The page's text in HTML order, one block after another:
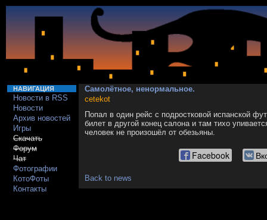
НАВИГАЦИЯ
Новости в RSS
Новости
Архив новостей
Игры
Скачать
Форум
Чат
Фотографии
КотоФоты
Контакты
Самолётное, ненормальное.
cetekot
Попал в один рейс с подростковой испанской
билет в другой конец салона и там тихо
человек не произошёл от обезьяны.
Facebook
Back to news